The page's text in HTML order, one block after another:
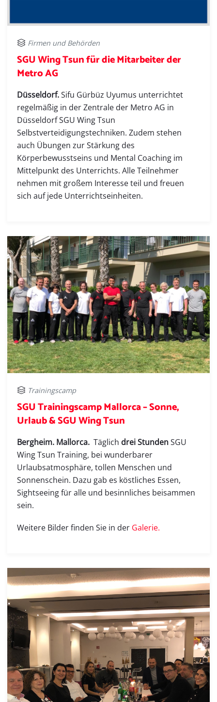
Firmen und Behörden
SGU Wing Tsun für die Mitarbeiter der
Metro AG
Düsseldorf.Sifu Gürbüz Uyumus unterrichtet
regelmäßig in der Zentrale der Metro AG in
Düsseldorf SGU Wing Tsun
Selbstverteidigungstechniken. Zudem stehen
auch Übungen zur Stärkung des
Körperbewusstseins und Mental Coaching im
Mittelpunkt des Unterrichts. Alle Teilnehmer
nehmen mit großem Interesse teil und freuen
sich auf jede Unterrichtseinheiten.
Trainingscamp
SGU Trainingscamp Mallorca – Sonne,
Urlaub & SGU Wing Tsun
Bergheim. Mallorca. Täglich drei StundenSGU
Wing Tsun Training, bei wunderbarer
Urlaubsatmosphäre, tollen Menschen und
Sonnenschein. Dazu gab es köstliches Essen,
Sightseeing für alle und besinnliches beisammen
sein.
Weitere Bilder finden Sie in der Galerie.